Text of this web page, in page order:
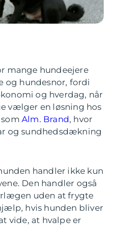
mange hundeejere
og hundesnor, fordi
og hverdag, når
vælger en løsning hos
Alm. Brand, hvor
og sundhedsdækning
handler ikke kun
Den handler også
uden at frygte
hvis hunden bliver
vide, at hvalpe er